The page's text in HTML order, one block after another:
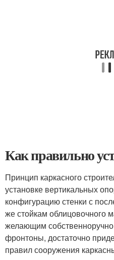
Как правильно
Принцип каркасного
установке вертикальных
конфигурацию стенки с
же стойкам облицовочного
желающим собственноручно
фронтоны, достаточно
правил сооружения